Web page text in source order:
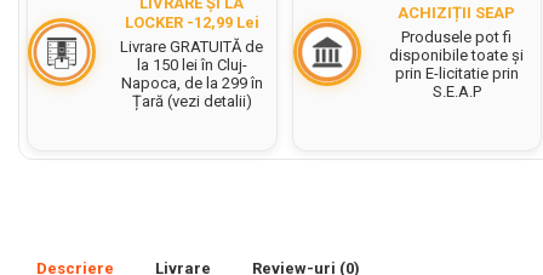
Set acuarele tempera
Culori si vopsele acrilice
Acuarele Guase
Pahare, palete si sorturi
Pensule cu rezervor
LOCKER -12,99 Lei
Livrare GRATUITĂ de
la 150 lei în Cluj-
Napoca, de la 299 în
Țară (vezi detalii)
ACHIZIȚII SEAP
Produsele pot fi
disponibile toate și
prin E-licitatie prin
S.E.A.P
Descriere Livrare Review-uri (0)